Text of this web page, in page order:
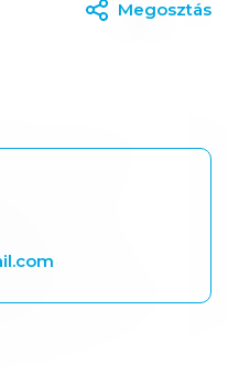
Megosztás